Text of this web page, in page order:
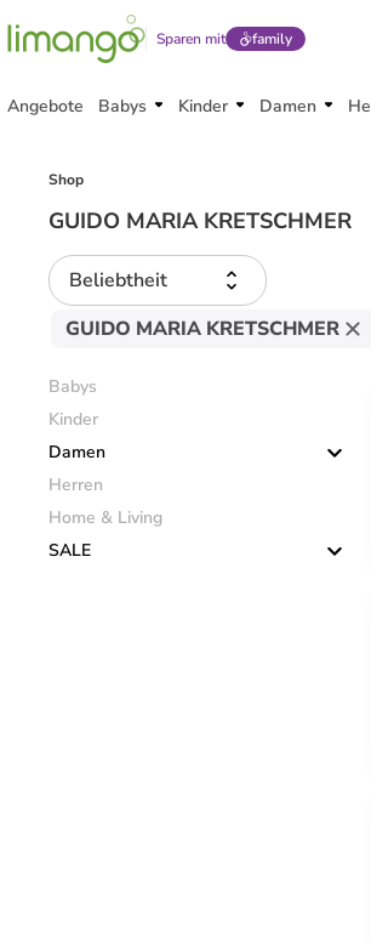
Sparen mit family
Angebote Babys Kinder Damen
Shop
GUIDO MARIA KRETSCHMER
Beliebtheit
GUIDO MARIA KRETSCHMER
Babys
Kinder
Damen
Herren
Home & Living
SALE